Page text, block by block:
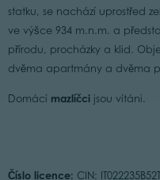
statku, se nachází uprostřed
ve výšce 934 m.n.m. a
přírodu, procházky a klid.
dvěma apartmány a dvěma
Domácí mazlíčcijsou vítáni.
Číslo licence: CIN: